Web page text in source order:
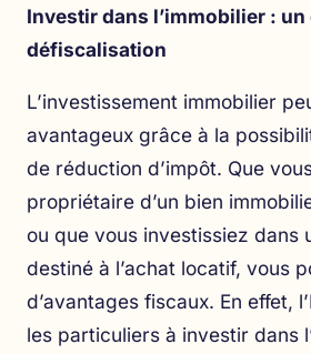
Investir dans l’immobilier :
défiscalisation
L’investissement immobilier
avantageux grâce à la
de réduction d’impôt. Que
propriétaire d’un bien
ou que vous investissiez dans
destiné à l’achat locatif, vous
d’avantages fiscaux. En effet,
les particuliers à investir dans